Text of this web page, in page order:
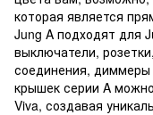
которая является
Jung A подходят для
выключатели,
соединения, диммеры
крышек серии A
Viva, создавая